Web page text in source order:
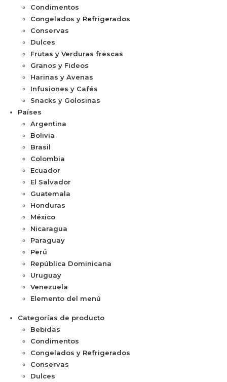
Condimentos
Congelados y Refrigerados
Conservas
Dulces
Frutas y Verduras frescas
Granos y Fideos
Harinas y Avenas
Infusiones y Cafés
Snacks y Golosinas
Países
Argentina
Bolivia
Brasil
Colombia
Ecuador
El Salvador
Guatemala
Honduras
México
Nicaragua
Paraguay
Perú
República Dominicana
Uruguay
Venezuela
Elemento del menú
Categorías de producto
Bebidas
Condimentos
Congelados y Refrigerados
Conservas
Dulces